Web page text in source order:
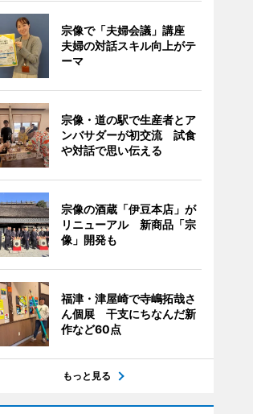
宗像で「夫婦会議」講座
夫婦の対話スキル向上がテ
ーマ
宗像・道の駅で生産者とア
ンバサダーが初交流 試食
や対話で思い伝える
宗像の酒蔵「伊豆本店」が
リニューアル 新商品「宗
像」開発も
福津・津屋崎で寺嶋拓哉さ
ん個展 干支にちなんだ新
作など60点
もっと見る